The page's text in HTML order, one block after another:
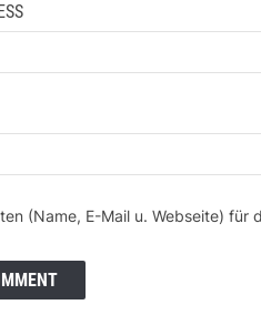
(Name, E-Mail u. Webseite) für